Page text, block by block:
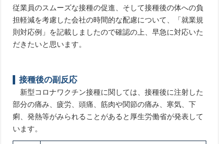
従業員のスムーズな接種の促進、そして接種後の体への負
担軽減を考慮した会社の時間的な配慮について、「就業規
則対応例」を記載しましたので確認の上、早急に対応いた
だきたいと思います。
接種後の副反応
新型コロナワクチン接種に関しては、接種後に注射した
部分の痛み、疲労、頭痛、筋肉や関節の痛み、寒気、下
痢、発熱等がみられることがあると厚生労働省が発表して
います。